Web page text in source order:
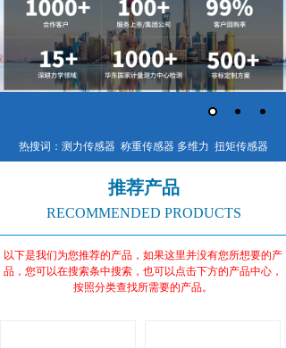
热搜词：测力传感器 称重传感器 多维力 扭矩传感器
推荐产品
RECOMMENDED PRODUCTS
以下是我们为您推荐的产品，如果这里并没有您所想要的产
品，您可以在搜索条中搜索，也可以点击下方的产品中心，
按照分类查找所需要的产品。